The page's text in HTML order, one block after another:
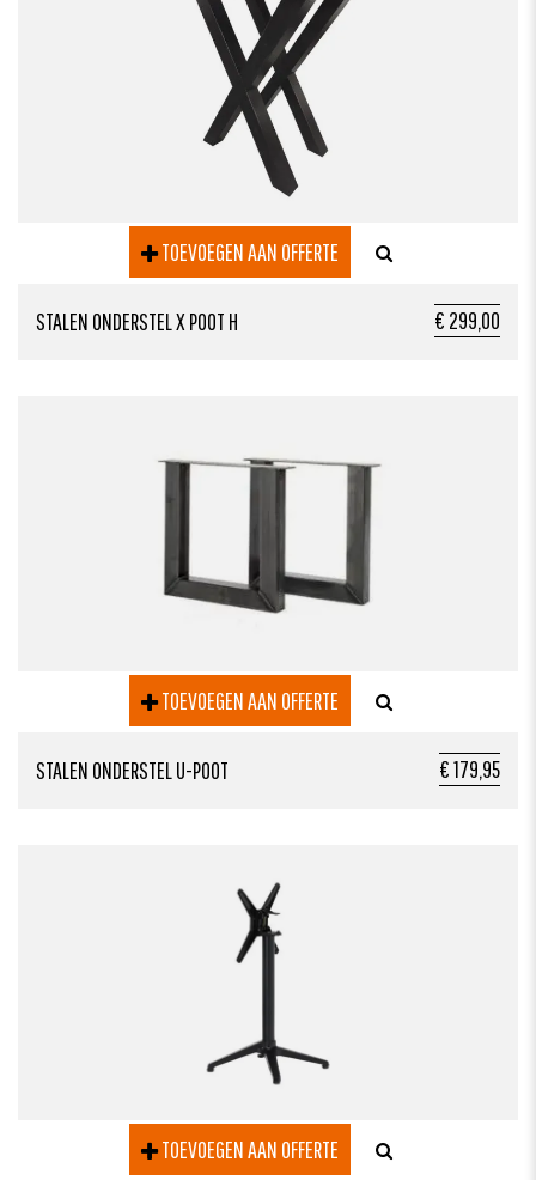
TOEVOEGEN AAN OFFERTE
€ 299,00
STALEN ONDERSTEL X POOT H
TOEVOEGEN AAN OFFERTE
€ 179,95
STALEN ONDERSTEL U-POOT
TOEVOEGEN AAN OFFERTE